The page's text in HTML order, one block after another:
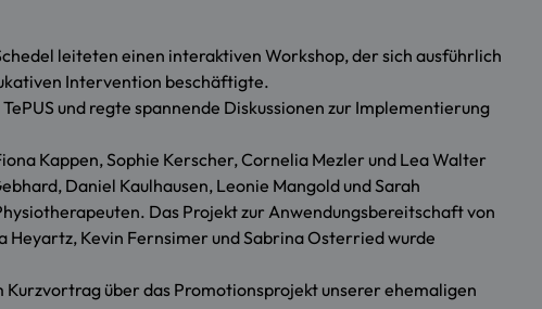
leiteten einen interaktiven Workshop, der sich ausführlich
Intervention beschäftigte.
und regte spannende Diskussionen zur Implementierung
Kappen, Sophie Kerscher, Cornelia Mezler und Lea Walter
Daniel Kaulhausen, Leonie Mangold und Sarah
Das Projekt zur Anwendungsbereitschaft von
Heyartz, Kevin Fernsimer und Sabrina Osterried wurde
über das Promotionsprojekt unserer ehemaligen